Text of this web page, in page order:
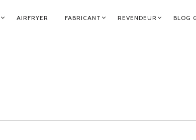
AIRFRYER FABRICANT REVENDEUR BLOG